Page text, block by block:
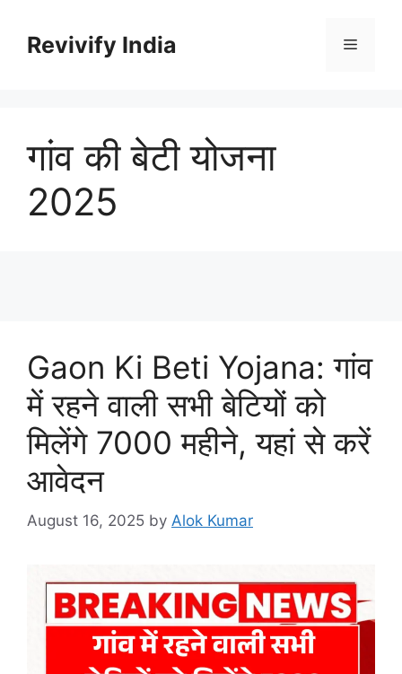
contentRevivify India Menu
गांव की बेटी योजना
2025
Gaon Ki Beti Yojana: गांव
में रहने वाली सभी बेटियों को
मिलेंगे 7000 महीने, यहां से करें
आवेदन
August 16, 2025 by Alok Kumar